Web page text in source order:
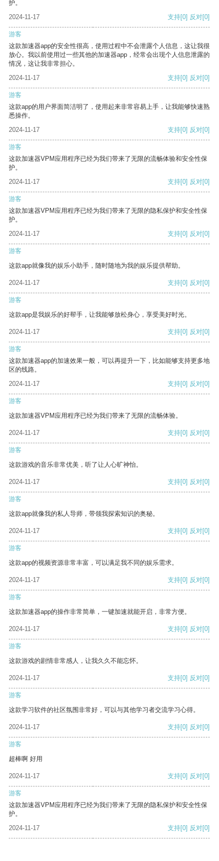
护。
2024-11-17
支持[0] 反对[0]
游客
这款加速器app的安全性很高，使用过程中不会泄露个人信息，这让我很
放心。我以前使用过一些其他的加速器app，经常会出现个人信息泄露的
情况，这让我非常担心。
2024-11-17
支持[0] 反对[0]
游客
这款app的用户界面简洁明了，使用起来非常容易上手，让我能够快速熟
悉操作。
2024-11-17
支持[0] 反对[0]
游客
这款加速器VPM应用程序已经为我们带来了无限的流畅体验和安全性保
护。
2024-11-17
支持[0] 反对[0]
游客
这款加速器VPM应用程序已经为我们带来了无限的隐私保护和安全性保
护。
2024-11-17
支持[0] 反对[0]
游客
这款app就像我的娱乐小助手，随时随地为我的娱乐提供帮助。
2024-11-17 支持[0] 反对[0]
游客
这款app是我娱乐的好帮手，让我能够放松身心，享受美好时光。
2024-11-17 支持[0] 反对[0]
游客
这款加速器app的加速效果一般，可以再提升一下，比如能够支持更多地
区的线路。
2024-11-17
支持[0] 反对[0]
游客
这款加速器VPM应用程序已经为我们带来了无限的流畅体验。
2024-11-17 支持[0] 反对[0]
游客
这款游戏的音乐非常优美，听了让人心旷神怡。
2024-11-17 支持[0] 反对[0]
游客
这款app就像我的私人导师，带领我探索知识的奥秘。
2024-11-17 支持[0] 反对[0]
游客
这款app的视频资源非常丰富，可以满足我不同的娱乐需求。
2024-11-17 支持[0] 反对[0]
游客
这款加速器app的操作非常简单，一键加速就能开启，非常方便。
2024-11-17 支持[0] 反对[0]
游客
这款游戏的剧情非常感人，让我久久不能忘怀。
2024-11-17 支持[0] 反对[0]
游客
这款学习软件的社区氛围非常好，可以与其他学习者交流学习心得。
2024-11-17 支持[0] 反对[0]
游客
超棒啊 好用
2024-11-17 支持[0] 反对[0]
游客
这款加速器VPM应用程序已经为我们带来了无限的隐私保护和安全性保
护。
2024-11-17
支持[0] 反对[0]